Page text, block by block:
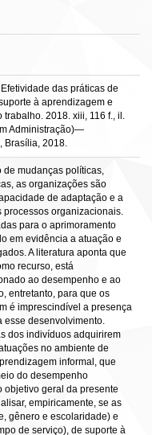
das práticas de
à aprendizagem e
2018. xiii, 116 f., il.
Administração)—
Brasília, 2018.
de mudanças políticas,
as organizações são
de adaptação e a
organizacionais.
para o aprimoramento
em evidência a atuação e
A literatura aponta que
recurso, está
ao desempenho e ao
entretanto, para que os
é imprescindível a presença
esse desenvolvimento.
dos indivíduos adquirirem
no ambiente de
informal, que
do desempenho
objetivo geral da presente
empiricamente, se as
gênero e escolaridade) e
de serviço), de suporte à